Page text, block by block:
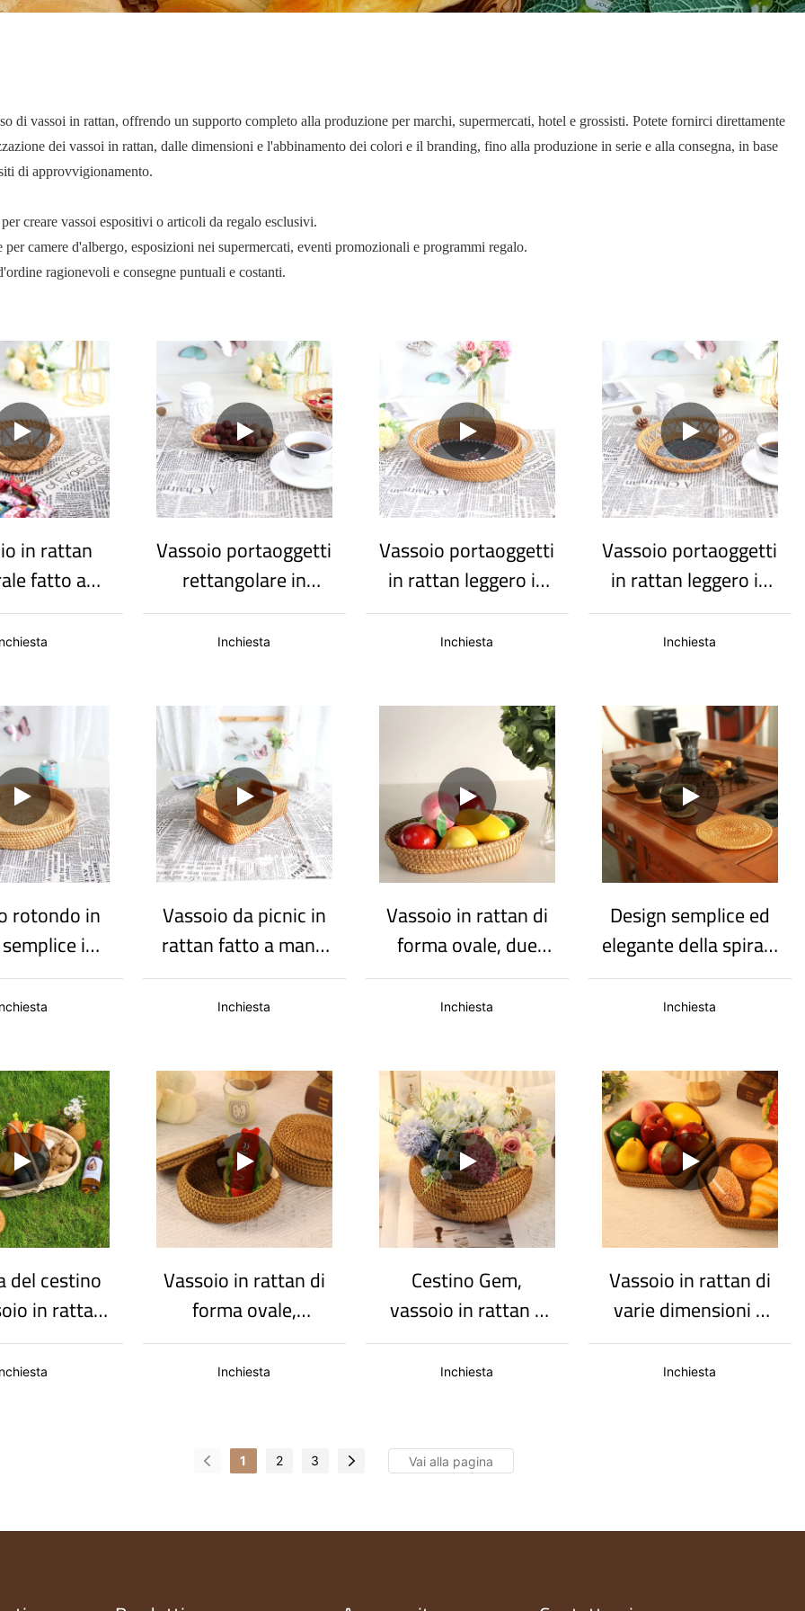
di vassoi in rattan, offrendo un supporto completo alla produzione per marchi, supermercati, hotel e grossisti. Potete fornirci direttamente
dei vassoi in rattan, dalle dimensioni e l'abbinamento dei colori e il branding, fino alla produzione in serie e alla consegna, in base
di approvvigionamento.
creare vassoi espositivi o articoli da regalo esclusivi.
camere d'albergo, esposizioni nei supermercati, eventi promozionali e programmi regalo.
ragionevoli e consegne puntuali e costanti.
in rattan
fatto a
cesto di
Vassoio portaoggetti
rettangolare in
rattan elegante e
versatile, resistente
Inchiesta
Vassoio portaoggetti
in rattan leggero in
stile nordico
squisito, può essere
decorazione della
Inchiesta
Vassoio portaoggetti
in rattan leggero in
stile nordico
squisito, adatto a
Inchiesta
rotondo in
in
per frutta e
Vassoio da picnic in
rattan fatto a mano
di alta qualità con
robusta trama, per
Inchiesta
Vassoio in rattan di
forma ovale, due
misure, vassoio per
frutta
Inchiesta
Design semplice ed
elegante della spirale
in rattan dalla forma
rotonda.
Inchiesta
del cestino
in rattan,
alla
ambientale,
Vassoio in rattan di
forma ovale,
generoso e grazioso,
con coperchio e
Inchiesta
Cestino Gem,
vassoio in rattan e
cesto di frutta con
sacchetto
Inchiesta
Vassoio in rattan di
varie dimensioni a
forma poligonale:
contenitore per
Inchiesta
1 2 3